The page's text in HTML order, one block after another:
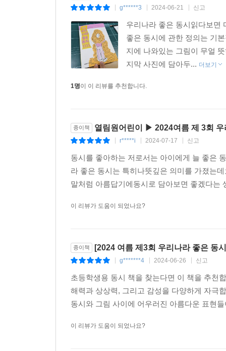
g******3 2024-06-21 신고
우리나라 좋은 동시읽다보면
좋은 동시에 관한 정의는 기
지에 나와있는 그림이 무얼
지막 사진에 담아두... 더보기
1명이 이 리뷰를 추천합니다.
종이책 열림원어린이 ▶ 2024여름 제 3회 우
r*****i 2024-07-17 신고
동시를 좋아하는 저로서는 아이에게 늘 좋은
라 좋은 동시는 특히나뜻깊은 의미를 가졌는
말처럼 아름답기에동시로 담아보면 좋겠다
이 리뷰가 도움이 되었나요?
종이책 [2024 여름 제3회 우리나라 좋은 동
g*******4 2024-06-26 신고
초등학생용 동시 책을 찾는다면 이 책을 추천
해력과 상상력, 그리고 감성을 다양하게 자극
동시와 그림 사이에 어우러진 아름다운 표현
이 리뷰가 도움이 되었나요?